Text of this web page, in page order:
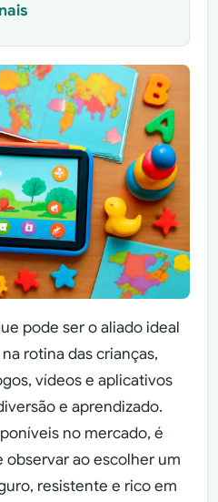
pode ser o aliado ideal
rotina das crianças,
vídeos e aplicativos
e aprendizado.
no mercado, é
ao escolher um
resistente e rico em